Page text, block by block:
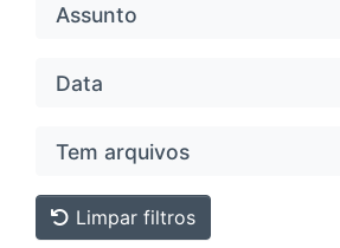
Assunto
Data
Tem arquivos
Limpar filtros